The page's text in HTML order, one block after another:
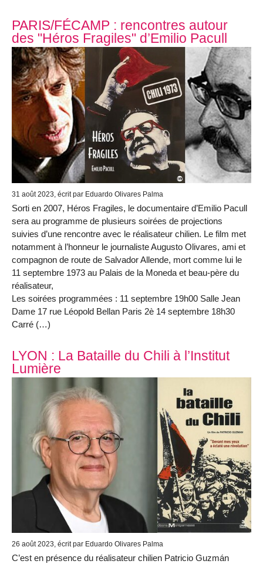
PARIS/FÉCAMP : rencontres autour
des "Héros Fragiles" d’Emilio Pacull
31 août 2023, écrit par Eduardo Olivares Palma
Sorti en 2007, Héros Fragiles, le documentaire d’Emilio Pacull
sera au programme de plusieurs soirées de projections
suivies d’une rencontre avec le réalisateur chilien. Le film met
notamment à l’honneur le journaliste Augusto Olivares, ami et
compagnon de route de Salvador Allende, mort comme lui le
11 septembre 1973 au Palais de la Moneda et beau-père du
réalisateur,
Les soirées programmées : 11 septembre 19h00 Salle Jean
Dame 17 rue Léopold Bellan Paris 2è 14 septembre 18h30
Carré (…)
LYON : La Bataille du Chili à l’Institut
Lumière
26 août 2023, écrit par Eduardo Olivares Palma
C’est en présence du réalisateur chilien Patricio Guzmán